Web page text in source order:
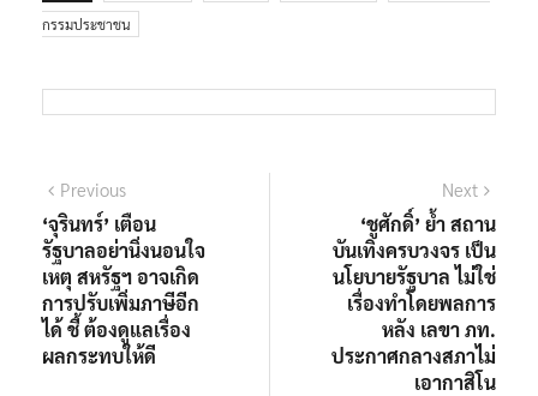
กรรมประชาชน
แนะแนว
เรื่อง
PreviousPrevious
post:
‘จุรินทร์’ เตือน
รัฐบาลอย่านิ่งนอนใจ
เหตุ สหรัฐฯ อาจเกิด
การปรับเพิ่มภาษีอีก
ได้ ชี้ ต้องดูแลเรื่อง
ผลกระทบให้ดี
Next
post:
‘ชูศักดิ์’ ย้ำ สถาน
บันเทิงครบวงจร เป็น
นโยบายรัฐบาล ไม่ใช่
เรื่องทำโดยพลการ
หลัง เลขา ภท.
ประกาศกลางสภาไม่
เอากาสิโน​